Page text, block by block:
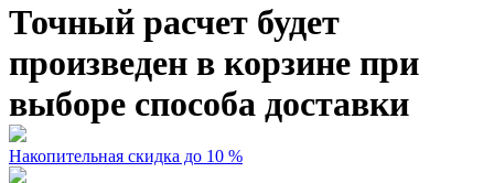
Точный расчет будет
произведен в корзине при
выборе способа доставки
Накопительная скидка до 10 %